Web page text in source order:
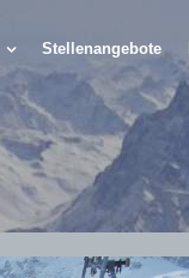
Stellenangebote